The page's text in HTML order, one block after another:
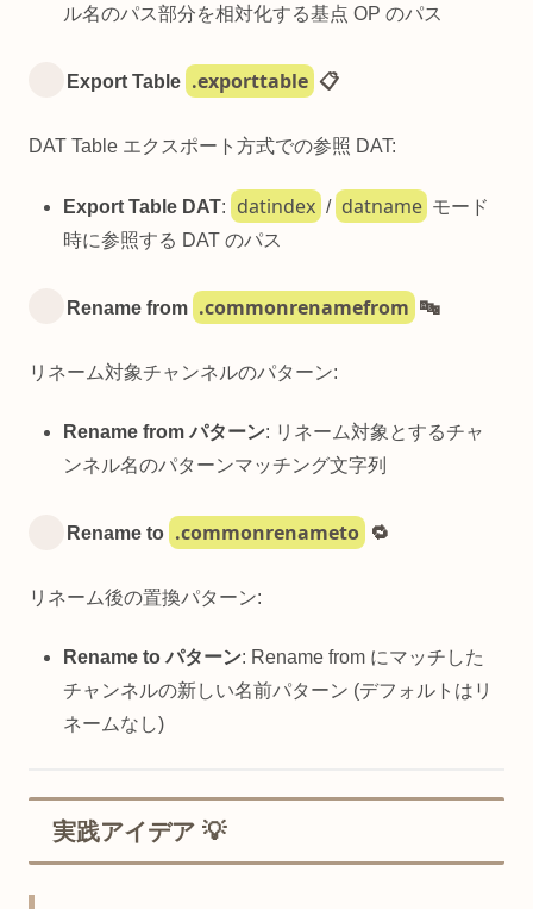
ル名のパス部分を相対化する基点 OP のパス
Export Table .exporttable 📋
DAT Table エクスポート方式での参照 DAT:
Export Table DAT: datindex / datname モード
時に参照する DAT のパス
Rename from .commonrenamefrom 🔤
リネーム対象チャンネルのパターン:
Rename from パターン: リネーム対象とするチャ
ンネル名のパターンマッチング文字列
Rename to .commonrenameto 🔁
リネーム後の置換パターン:
Rename to パターン: Rename from にマッチした
チャンネルの新しい名前パターン (デフォルトはリ
ネームなし)
実践アイデア 💡